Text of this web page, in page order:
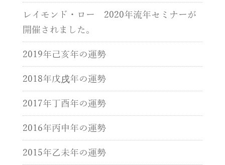
レイモンド・ロー 2020年流年セミナーが
開催されました。
2019年己亥年の運勢
2018年戊戌年の運勢
2017年丁酉年の運勢
2016年丙申年の運勢
2015年乙未年の運勢